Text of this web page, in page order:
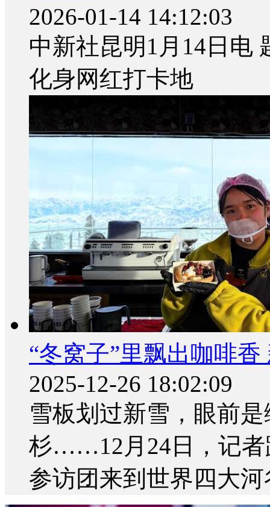
2026-01-14 14:12:03
中新社昆明1月14日电
化身网红打卡地
“冬窝子”里飘出咖啡
2025-12-26 18:02:09
雪板划过新雪，眼前
杉……12月24日，记者
参访团来到世界四大河